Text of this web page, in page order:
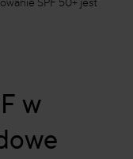
SPF 50+ jest
w